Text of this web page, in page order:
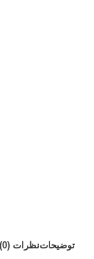
توضیحاتنظرات (0)